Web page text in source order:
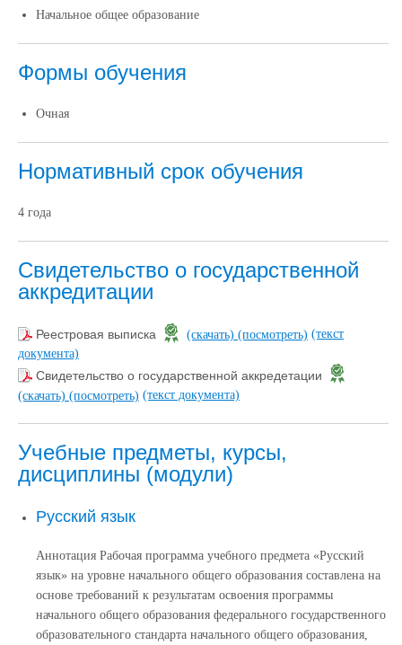
Начальное общее образование
Формы обучения
Очная
Нормативный срок обучения
4 года
Свидетельство о государственной
аккредитации
Реестровая выписка (скачать) (посмотреть) (текст
документа)
Свидетельство о государственной аккредетации
(скачать) (посмотреть) (текст документа)
Учебные предметы, курсы,
дисциплины (модули)
Русский язык
Аннотация Рабочая программа учебного предмета «Русский
язык» на уровне начального общего образования составлена на
основе требований к результатам освоения программы
начального общего образования федерального государственного
образовательного стандарта начального общего образования,